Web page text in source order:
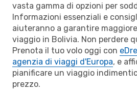
vasta gamma di opzioni per
Informazioni essenziali e
aiuteranno a garantire
viaggio in Bolivia. Non perdere
Prenota il tuo volo oggi con
agenzia di viaggi d'Europa, e
pianificare un viaggio
prezzo.